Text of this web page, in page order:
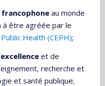
francophone au monde
à être agréée par le
Health (CEPH);
et de
recherche et
et santé publique;